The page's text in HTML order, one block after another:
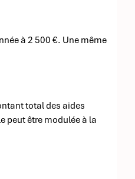
à 2 500 €. Une même
total des aides
peut être modulée à la